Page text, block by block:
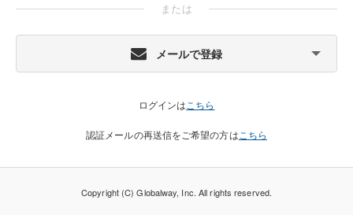
または
メールで登録
ログインは こちら
認証メールの再送信をご希望の方は こちら
Copyright (C) Globalway, Inc. All rights reserved.